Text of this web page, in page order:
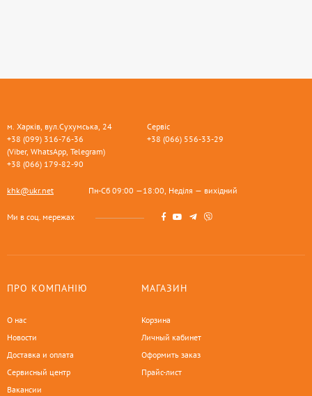
м. Харків, вул.Сухумська, 24
+38 (099) 316-76-36
(Viber, WhatsApp, Telegram)
+38 (066) 179-82-90
Сервіс
+38 (066) 556-33-29
khk@ukr.net Пн-Сб 09:00 —18:00, Неділя — вихідний
Ми в соц. мережах
ПРО КОМПАНІЮ
О нас
Новости
Доставка и оплата
Сервисный центр
Вакансии
МАГАЗИН
Корзина
Личный кабинет
Оформить заказ
Прайс-лист